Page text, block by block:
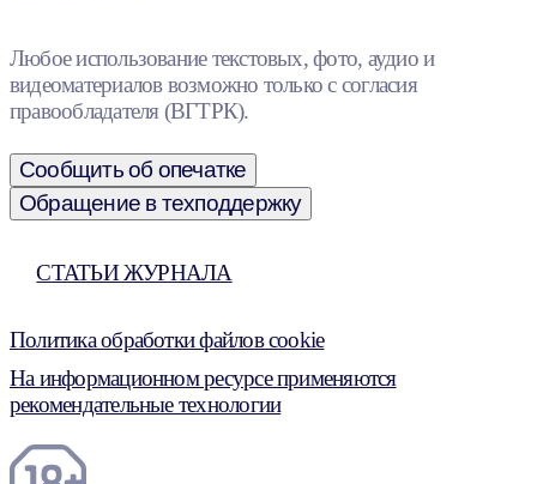
Любое использование текстовых, фото, аудио и
видеоматериалов возможно только с согласия
правообладателя (ВГТРК).
Сообщить об опечатке
Обращение в техподдержку
СТАТЬИ ЖУРНАЛА
Политика обработки файлов cookie
На информационном ресурсе применяются
рекомендательные технологии